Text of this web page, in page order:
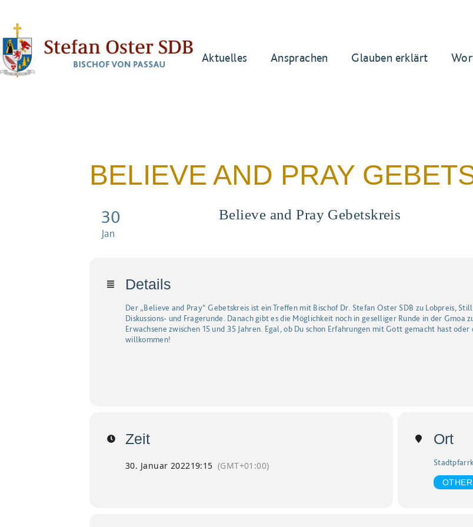
Aktuelles Ansprachen Glauben erklärt
BELIEVE AND PRAY
30
Jan
Believe and Pray Gebetskreis
Details
Der „Believe and Pray“ Gebetskreis ist ein Treffen mit Bischof Dr. Stefan Oster SDB zu Lobpreis,
Diskussions- und Fragerunde. Danach gibt es die Möglichkeit noch in geselliger Runde in der Gmoa
Erwachsene zwischen 15 und 35 Jahren. Egal, ob Du schon Erfahrungen mit Gott gemacht hast
willkommen!
Zeit
30. Januar 202219:15 (GMT+01:00)
Ort